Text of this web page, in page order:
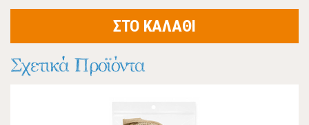
ΣΤΟ ΚΑΛΑΘΙ
Σχετικά Προϊόντα